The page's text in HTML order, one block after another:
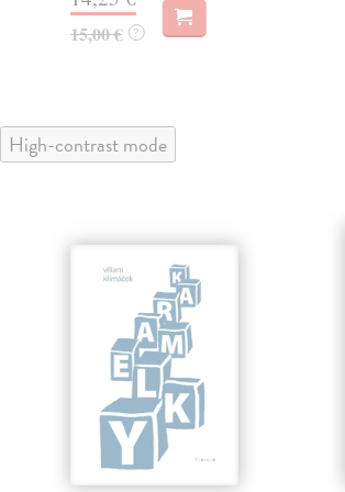
15,00 € ?
High-contrast mode